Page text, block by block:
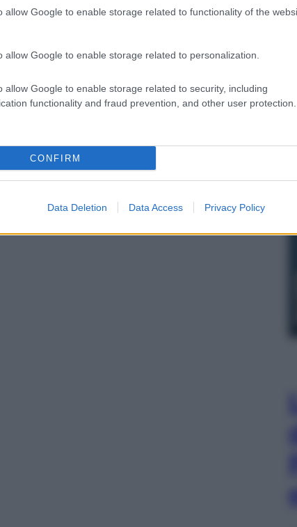
allow Google to enable storage related to functionality of the
allow Google to enable storage related to personalization.
allow Google to enable storage related to security, including
functionality and fraud prevention, and other user protection.
CONFIRM
Data Deletion Data Access Privacy Policy